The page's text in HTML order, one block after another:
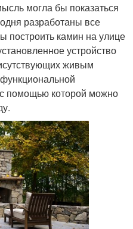
могла бы показаться
разработаны все
построить камин на улице
устройство
живым
помощью которой можно